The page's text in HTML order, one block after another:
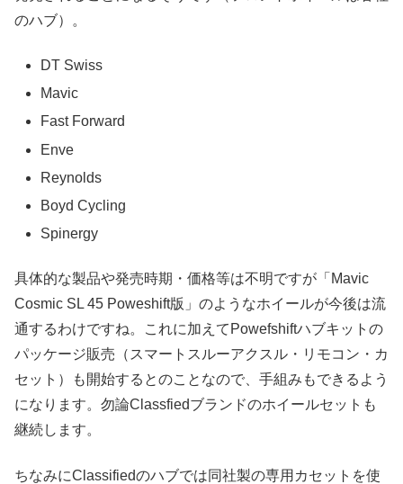
のハブ）。
DT Swiss
Mavic
Fast Forward
Enve
Reynolds
Boyd Cycling
Spinergy
具体的な製品や発売時期・価格等は不明ですが「Mavic
Cosmic SL 45 Poweshift版」のようなホイールが今後は流
通するわけですね。これに加えてPowefshiftハブキットの
パッケージ販売（スマートスルーアクスル・リモコン・カ
セット）も開始するとのことなので、手組みもできるよう
になります。勿論Classfiedブランドのホイールセットも
継続します。
ちなみにClassifiedのハブでは同社製の専用カセットを使